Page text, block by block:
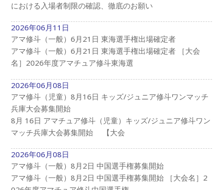
における入場者制限の確認、徹底のお願い
2026年06月11日
アマ修斗（一般）6月21日 東海選手権出場確定者
アマ修斗（一般）6月21日 東海選手権出場確定者 ［大会
名］2026年度アマチュア修斗東海選
2026年06月08日
アマ修斗（児童）8月16日 キッズ/ジュニア修斗ワンマッチ
兵庫大会募集開始
8月 16日 アマチュア修斗（児童）キッズ/ジュニア修斗ワン
マッチ兵庫大会募集開始 【大会
2026年06月08日
アマ修斗（一般）8月2日 中国選手権募集開始
アマ修斗（一般）8月2日 中国選手権募集開始 ［大会名］2